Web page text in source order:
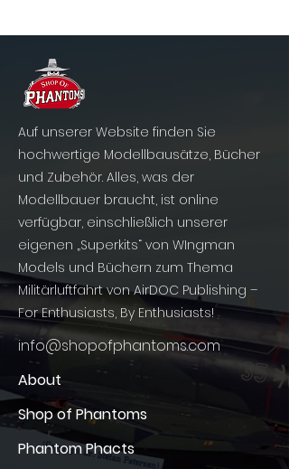
Auf unserer Website finden Sie
hochwertige Modellbausätze, Bücher
und Zubehör. Alles, was der
Modellbauer braucht, ist online
verfügbar, einschließlich unserer
eigenen „Superkits“ von WIngman
Models und Büchern zum Thema
Militärluftfahrt von AirDOC Publishing –
For Enthusiasts, By Enthusiasts!
info@shopofphantoms.com
About
Shop of Phantoms
Phantom Phacts